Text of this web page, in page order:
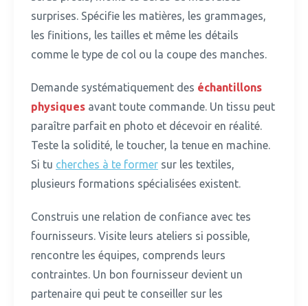
surprises. Spécifie les matières, les grammages,
les finitions, les tailles et même les détails
comme le type de col ou la coupe des manches.
Demande systématiquement des échantillons
physiques avant toute commande. Un tissu peut
paraître parfait en photo et décevoir en réalité.
Teste la solidité, le toucher, la tenue en machine.
Si tu cherches à te former sur les textiles,
plusieurs formations spécialisées existent.
Construis une relation de confiance avec tes
fournisseurs. Visite leurs ateliers si possible,
rencontre les équipes, comprends leurs
contraintes. Un bon fournisseur devient un
partenaire qui peut te conseiller sur les